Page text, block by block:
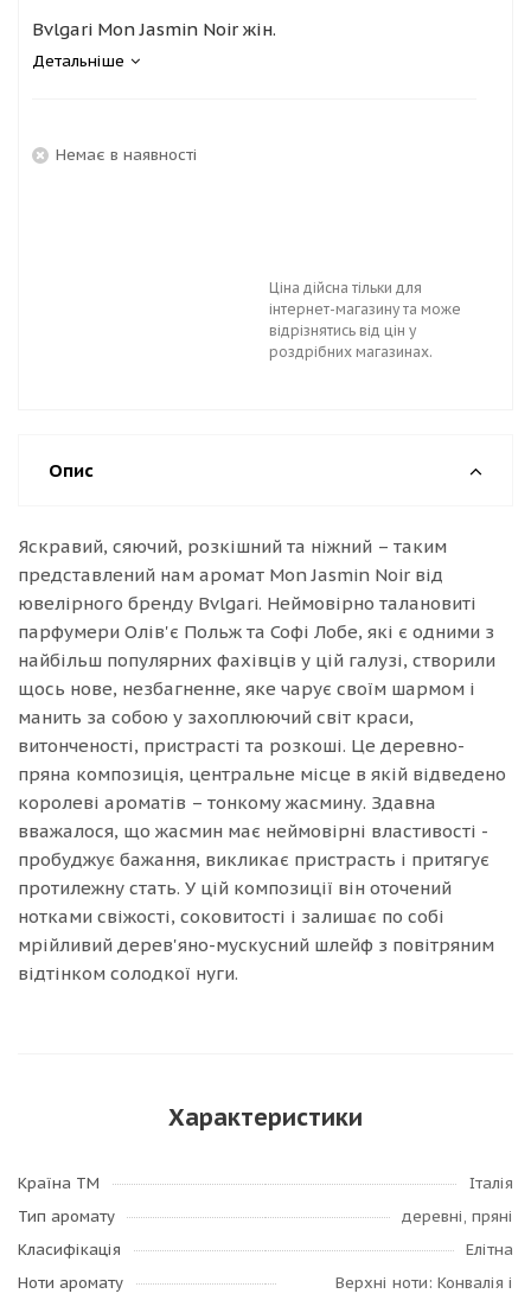
Bvlgari Mon Jasmin Noir жін.
Детальніше
Немає в наявності
Ціна дійсна тільки для
інтернет-магазину та може
відрізнятись від цін у
роздрібних магазинах.
Опис
Яскравий, сяючий, розкішний та ніжний – таким
представлений нам аромат Mon Jasmin Noir від
ювелірного бренду Bvlgari. Неймовірно талановиті
парфумери Олів'є Польж та Софі Лобе, які є одними з
найбільш популярних фахівців у цій галузі, створили
щось нове, незбагненне, яке чарує своїм шармом і
манить за собою у захоплюючий світ краси,
витонченості, пристрасті та розкоші. Це деревно-
пряна композиція, центральне місце в якій відведено
королеві ароматів – тонкому жасмину. Здавна
вважалося, що жасмин має неймовірні властивості -
пробуджує бажання, викликає пристрасть і притягує
протилежну стать. У цій композиції він оточений
нотками свіжості, соковитості і залишає по собі
мрійливий дерев'яно-мускусний шлейф з повітряним
відтінком солодкої нуги.
Характеристики
Країна ТМ
Італія
Тип аромату
деревні, пряні
Класифікація
Елітна
Ноти аромату
Верхні ноти: Конвалія і